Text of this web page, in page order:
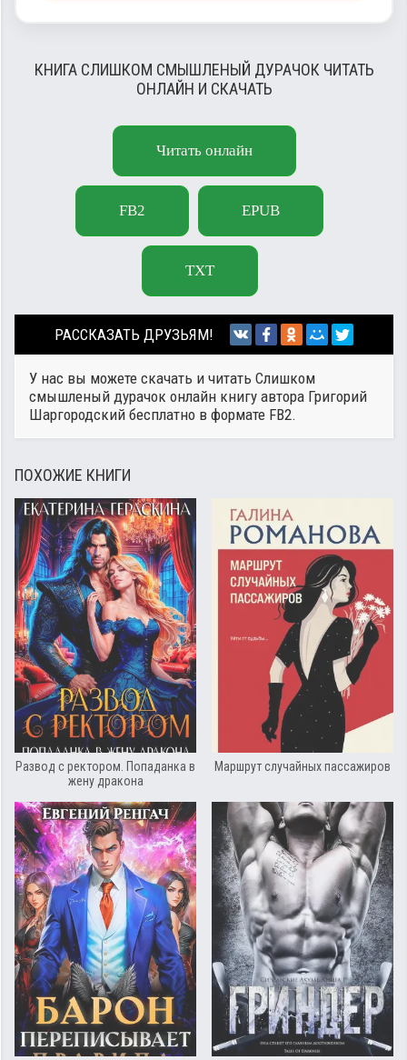
КНИГА СЛИШКОМ СМЫШЛЕНЫЙ ДУРАЧОК ЧИТАТЬ
ОНЛАЙН И СКАЧАТЬ
Читать онлайн
FB2 EPUB
TXT
РАССКАЗАТЬ ДРУЗЬЯМ!
У нас вы можете скачать и читать Слишком
смышленый дурачок онлайн книгу автора Григорий
Шаргородский бесплатно в формате FB2.
ПОХОЖИЕ КНИГИ
Развод с ректором. Попаданка в
жену дракона
Маршрут случайных пассажиров